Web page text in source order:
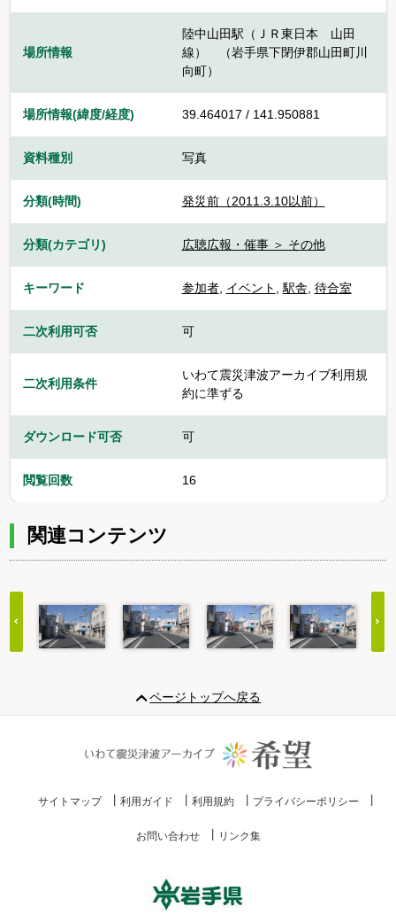
場所情報
陸中山田駅（ＪＲ東日本 山田
線） （岩手県下閉伊郡山田町川
向町）
場所情報(緯度/経度) 39.464017 / 141.950881
資料種別 写真
分類(時間) 発災前（2011.3.10以前）
分類(カテゴリ) 広聴広報・催事 ＞ その他
キーワード 参加者, イベント ,駅舎, 待合室
二次利用可否 可
二次利用条件
いわて震災津波アーカイブ利用規
約に準ずる
ダウンロード可否 可
閲覧回数 16
関連コンテンツ
20
ページトップへ戻る
サイトマップ 利用ガイド 利用規約 プライバシーポリシー
お問い合わせ リンク集